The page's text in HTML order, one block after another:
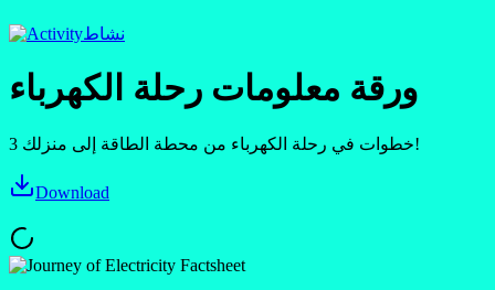
نشاط
ورقة معلومات رحلة الكهرباء
3 خطوات في رحلة الكهرباء من محطة الطاقة إلى منزلك!
Download